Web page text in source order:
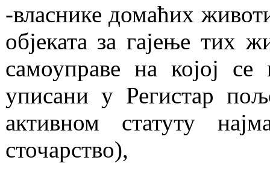
-власнике домаћих
објеката за гајење тих
самоуправе на којој се
уписани у Регистар
активном статуту
сточарство),